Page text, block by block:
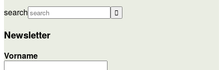
search
Newsletter
Vorname